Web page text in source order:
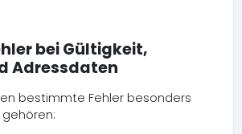
bei Gültigkeit,
Adressdaten
bestimmte Fehler besonders
gehören: